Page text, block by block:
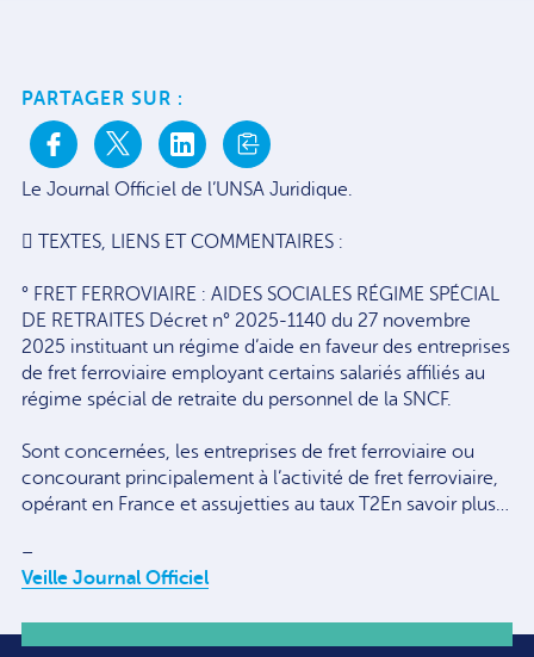
PARTAGER SUR :
Le Journal Officiel de l’UNSA Juridique.
 TEXTES, LIENS ET COMMENTAIRES :
° FRET FERROVIAIRE : AIDES SOCIALES RÉGIME SPÉCIAL
DE RETRAITES Décret n° 2025-1140 du 27 novembre
2025 instituant un régime d’aide en faveur des entreprises
de fret ferroviaire employant certains salariés affiliés au
régime spécial de retraite du personnel de la SNCF.
Sont concernées, les entreprises de fret ferroviaire ou
concourant principalement à l’activité de fret ferroviaire,
opérant en France et assujetties au taux T2En savoir plus…
–
Veille Journal Officiel